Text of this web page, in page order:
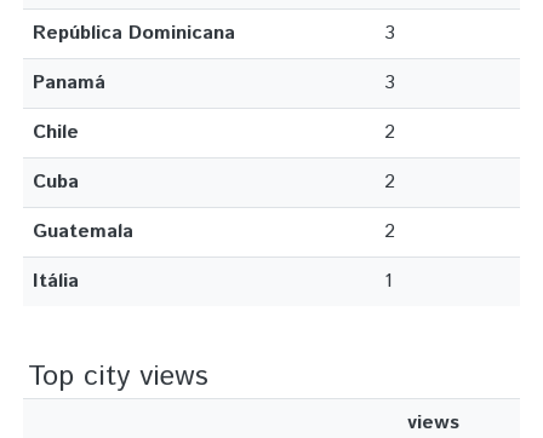
República Dominicana
3
Panamá
3
Chile
2
Cuba
2
Guatemala
2
Itália
1
Top city views
views